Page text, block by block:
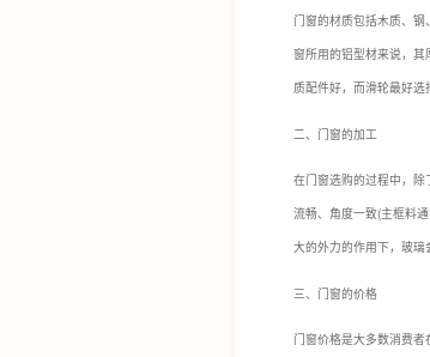
门窗的材质包括木质、
窗所用的铝型材来说，
质配件好，而滑轮最好选
二、门窗的加工
在门窗选购的过程中，
流畅、角度一致(主框料
大的外力的作用下，玻璃
三、门窗的价格
门窗价格是大多数消费